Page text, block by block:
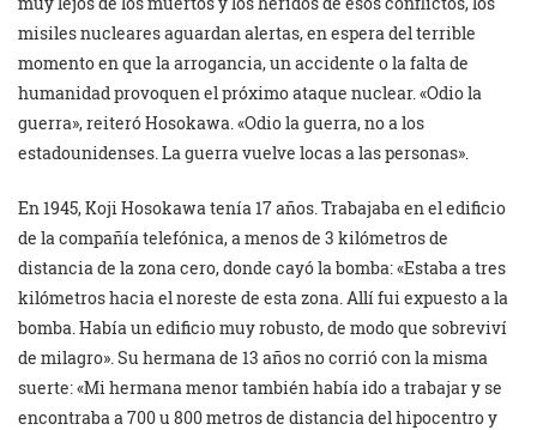
misiles nucleares aguardan alertas, en espera del terrible
momento en que la arrogancia, un accidente o la falta de
humanidad provoquen el próximo ataque nuclear. «Odio la
guerra», reiteró Hosokawa. «Odio la guerra, no a los
estadounidenses. La guerra vuelve locas a las personas».
En 1945, Koji Hosokawa tenía 17 años. Trabajaba en el edificio
de la compañía telefónica, a menos de 3 kilómetros de
distancia de la zona cero, donde cayó la bomba: «Estaba a tres
kilómetros hacia el noreste de esta zona. Allí fui expuesto a la
bomba. Había un edificio muy robusto, de modo que sobreviví
de milagro». Su hermana de 13 años no corrió con la misma
suerte: «Mi hermana menor también había ido a trabajar y se
encontraba a 700 u 800 metros de distancia del hipocentro y